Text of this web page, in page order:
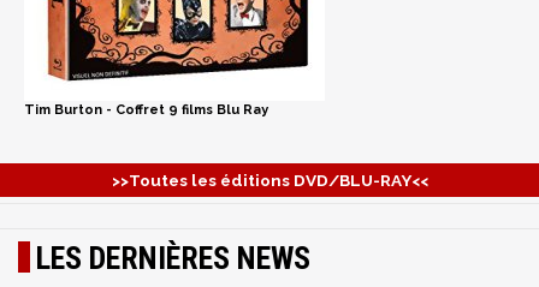
Tim Burton - Coffret 9 films Blu Ray
>>Toutes les éditions DVD/BLU-RAY<<
LES DERNIÈRES NEWS